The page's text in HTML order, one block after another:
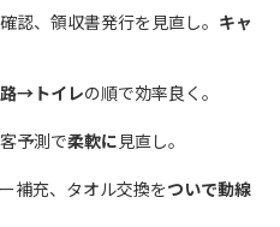
、領収書発行を見直し。 キャ
→トイレの順で効率良く。
予測で柔軟に 見直し。
補充、タオル交換をついで動線